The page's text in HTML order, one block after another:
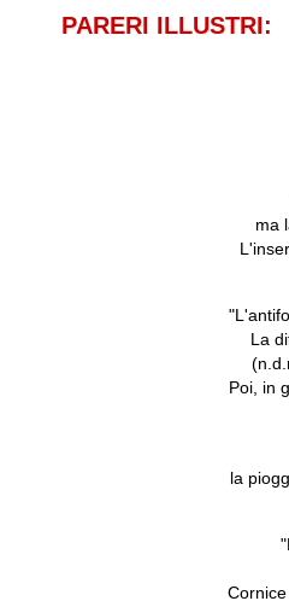
PARERI ILLUSTRI:
ma
La
Poi, in
la